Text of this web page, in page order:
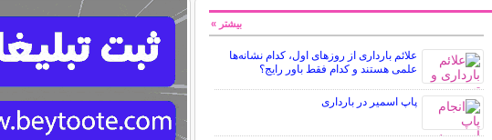
علائم بارداری از روزهای اول، کدام نشانه‌ها
علمی هستند و کدام فقط باور رایج؟
پاپ اسمیر در بارداری
بیشتر »